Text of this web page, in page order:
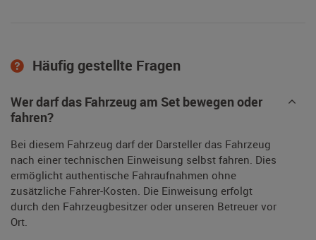
Häufig gestellte Fragen
Wer darf das Fahrzeug am Set bewegen oder
fahren?
Bei diesem Fahrzeug darf der Darsteller das Fahrzeug
nach einer technischen Einweisung selbst fahren. Dies
ermöglicht authentische Fahraufnahmen ohne
zusätzliche Fahrer-Kosten. Die Einweisung erfolgt
durch den Fahrzeugbesitzer oder unseren Betreuer vor
Ort.